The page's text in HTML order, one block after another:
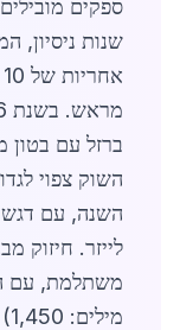
שנות ניסיון,
אחריות של 10 שנים. מומלץ לבקש
השנה, עם דגש
לייזר. חיזוק
מילים: 1,450)